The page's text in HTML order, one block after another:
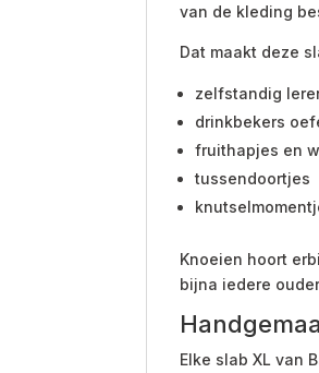
van de kleding
Dat maakt deze
zelfstandig
drinkbekers
fruithapjes en
tussendoortjes
Knoeien hoort
bijna iedere
Elke slab XL van